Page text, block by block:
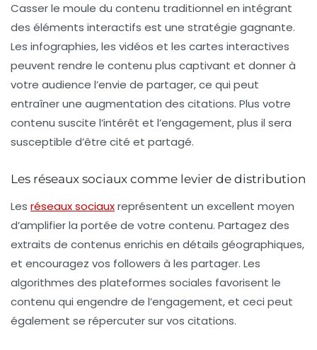
Casser le moule du contenu traditionnel en intégrant
des éléments interactifs est une stratégie gagnante.
Les infographies, les vidéos et les cartes interactives
peuvent rendre le contenu plus captivant et donner à
votre audience l’envie de partager, ce qui peut
entraîner une augmentation des citations. Plus votre
contenu suscite l’intérêt et l’engagement, plus il sera
susceptible d’être cité et partagé.
Les réseaux sociaux comme levier de distribution
Les réseaux sociauxreprésentent un excellent moyen
d’amplifier la portée de votre contenu. Partagez des
extraits de contenus enrichis en détails géographiques,
et encouragez vos followers à les partager. Les
algorithmes des plateformes sociales favorisent le
contenu qui engendre de l’engagement, et ceci peut
également se répercuter sur vos citations.